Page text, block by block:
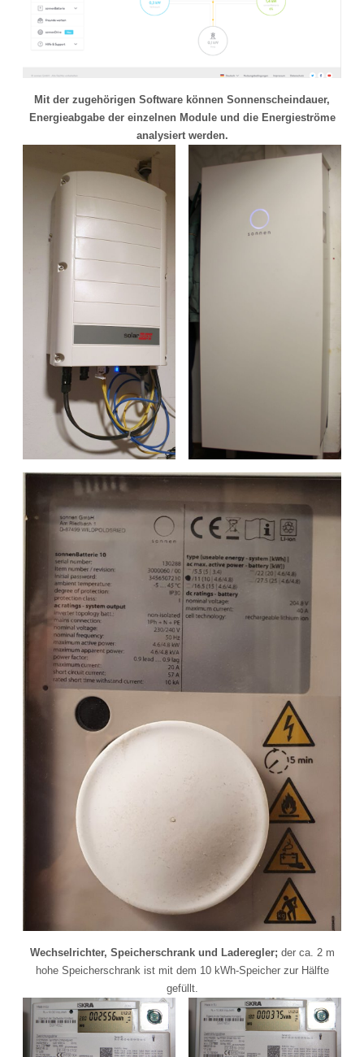
Mit der zugehörigen Software können Sonnenscheindauer,
Energieabgabe der einzelnen Module und die Energieströme
analysiert werden.
Wechselrichter, Speicherschrank und Laderegler; der ca. 2 m
hohe Speicherschrank ist mit dem 10 kWh-Speicher zur Hälfte
gefüllt.